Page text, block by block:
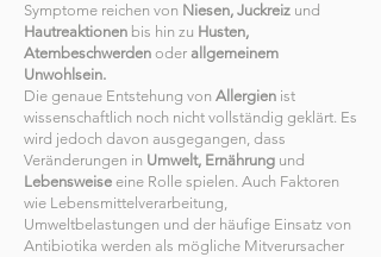
Symptome reichen von Niesen, Juckreiz und
Hautreaktionen bis hin zu Husten,
Atembeschwerden oder allgemeinem
Unwohlsein.
Die genaue Entstehung von Allergien ist
wissenschaftlich noch nicht vollständig geklärt. Es
wird jedoch davon ausgegangen, dass
Veränderungen in Umwelt, Ernährung und
Lebensweise eine Rolle spielen. Auch Faktoren
wie Lebensmittelverarbeitung,
Umweltbelastungen und der häufige Einsatz von
Antibiotika werden als mögliche Mitverursacher